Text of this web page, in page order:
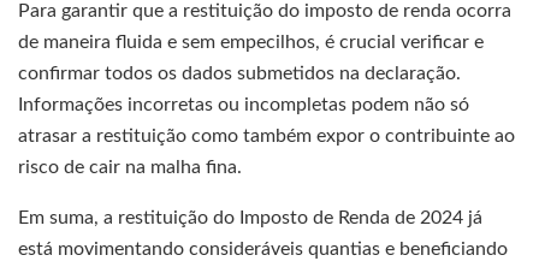
Para garantir que a restituição do imposto de renda ocorra
de maneira fluida e sem empecilhos, é crucial verificar e
confirmar todos os dados submetidos na declaração.
Informações incorretas ou incompletas podem não só
atrasar a restituição como também expor o contribuinte ao
risco de cair na malha fina.
Em suma, a restituição do Imposto de Renda de 2024 já
está movimentando consideráveis quantias e beneficiando